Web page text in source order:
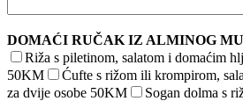
DOMAĆI RUČAK IZ ALMINOG
Riža s piletinom, salatom i domaćim
50KM
Ćufte s rižom ili krompirom,
za dvije osobe 50KM
Sogan dolma s